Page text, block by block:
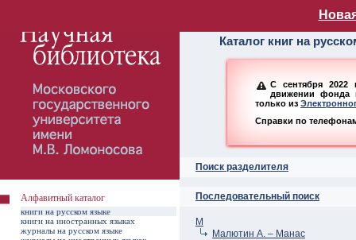
Алфавитный
Каталог книг на
С сентября 2022
движении фонда
только из
Справки по
Поиск разделителя
Последовательный поиск
М
Малютин А. – Манас
Алфавитный каталог
книги на русском языке
книги на иностранных языках
журналы на русском языке